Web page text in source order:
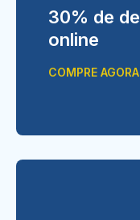
30% de
online
COMPRE AGORA